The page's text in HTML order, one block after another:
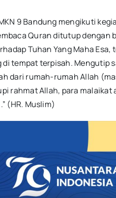
9 Bandung mengikuti
Quran ditutup dengan
Tuhan Yang Maha
tempat terpisah. Mengutip
dari rumah-rumah Allah
rahmat Allah, para
(HR. Muslim)